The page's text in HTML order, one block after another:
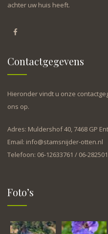
achter uw huis heeft.
Contactgegevens
Hieronder vindt u onze
ons op.
Adres: Muldershof 40, 7468 GP
Email: info@stamsnijder-otten.nl
Telefoon: 06-12633761 / 06-
Foto’s